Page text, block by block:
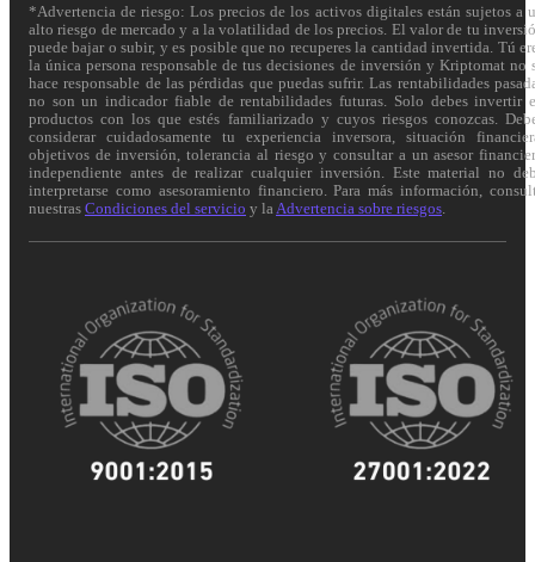
*Advertencia de riesgo: Los precios de los activos digitales están sujetos a
alto riesgo de mercado y a la volatilidad de los precios. El valor de tu
puede bajar o subir, y es posible que no recuperes la cantidad invertida. Tú
la única persona responsable de tus decisiones de inversión y Kriptomat no
hace responsable de las pérdidas que puedas sufrir. Las rentabilidades
no son un indicador fiable de rentabilidades futuras. Solo debes invertir
productos con los que estés familiarizado y cuyos riesgos conozcas.
considerar cuidadosamente tu experiencia inversora, situación
objetivos de inversión, tolerancia al riesgo y consultar a un asesor
independiente antes de realizar cualquier inversión. Este material no
interpretarse como asesoramiento financiero. Para más información,
nuestras Condiciones del servicio y la Advertencia sobre riesgos